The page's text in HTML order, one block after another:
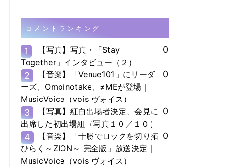
コメントランキング
1
【写真】写真・「Stay
Together」インタビュー（２）
0
2
【音楽】「Venue101」にリーダ
ーズ、Omoinotake、≠MEが登場｜
MusicVoice（vois ヴォイス）
0
3
【写真】紅白出場者決定、会見に
出席した初出場組（写真１０／１０）
0
4
【音楽】「十勝でロックを切り拓
ひらく～ZION～ 完全版」放送決定｜
MusicVoice（vois ヴォイス）
0